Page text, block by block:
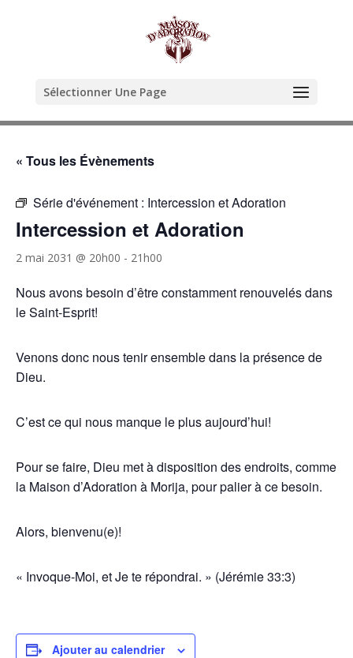
Sélectionner Une Page
« Tous les Évènements
Série d'événement : Intercession et Adoration
Intercession et Adoration
2 mai 2031 @ 20h00 - 21h00
Nous avons besoin d’être constamment renouvelés dans
le Saint-Esprit!
Venons donc nous tenir ensemble dans la présence de
Dieu.
C’est ce qui nous manque le plus aujourd’hui!
Pour se faire, Dieu met à disposition des endroits, comme
la Maison d’Adoration à Morija, pour palier à ce besoin.
Alors, bienvenu(e)!
« Invoque-Moi, et Je te répondrai. » (Jérémie 33:3)
Ajouter au calendrier